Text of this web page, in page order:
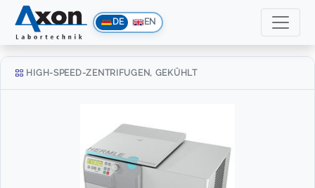
DE EN
HIGH-SPEED-ZENTRIFUGEN, GEKÜHLT